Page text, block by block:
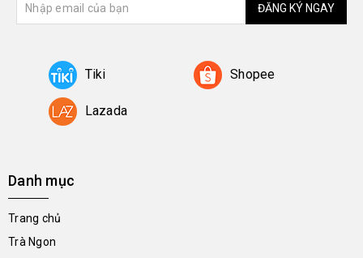
ĐĂNG KÝ NGAY
Tiki Shopee
Lazada
Danh mục
Trang chủ
Trà Ngon